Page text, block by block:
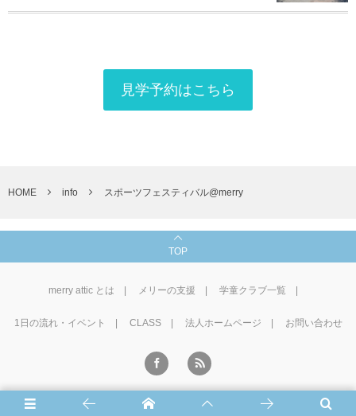
見学予約はこちら
HOME info スポーツフェスティバル@merry
TOP
merry attic とは メリーの支援 学童クラブ一覧
1⽇の流れ・イベント CLASS 法人ホームページ お問い合わせ
2016 - 2026 学童CLUB merry attic